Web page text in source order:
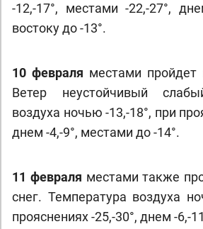
-12,-17°, местами -22,-27°,
востоку до -13°.
10 февраля местами пройдет
Ветер неустойчивый
воздуха ночью -13,-18°, при
днем -4,-9°, местами до -14°.
11 февраля местами также
снег. Температура воздуха
прояснениях -25,-30°, днем -6,-